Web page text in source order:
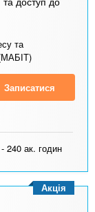
та
Записатися
- 240 ак. годин
Акція